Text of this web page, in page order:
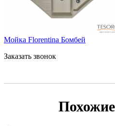
Мойка Florentina Бомбей
Заказать звонок